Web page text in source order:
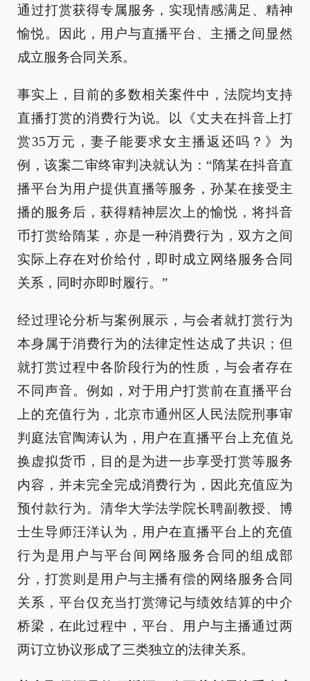
通过打赏获得专属服务，实现情感满足、精神
愉悦。因此，用户与直播平台、主播之间显然
成立服务合同关系。
事实上，目前的多数相关案件中，法院均支持
直播打赏的消费行为说。以《丈夫在抖音上打
赏35万元，妻子能要求女主播返还吗？》为
例，该案二审终审判决就认为：“隋某在抖音直
播平台为用户提供直播等服务，孙某在接受主
播的服务后，获得精神层次上的愉悦，将抖音
币打赏给隋某，亦是一种消费行为，双方之间
实际上存在对价给付，即时成立网络服务合同
关系，同时亦即时履行。”
经过理论分析与案例展示，与会者就打赏行为
本身属于消费行为的法律定性达成了共识；但
就打赏过程中各阶段行为的性质，与会者存在
不同声音。例如，对于用户打赏前在直播平台
上的充值行为，北京市通州区人民法院刑事审
判庭法官陶涛认为，用户在直播平台上充值兑
换虚拟货币，目的是为进一步享受打赏等服务
内容，并未完全完成消费行为，因此充值应为
预付款行为。清华大学法学院长聘副教授、博
士生导师汪洋认为，用户在直播平台上的充值
行为是用户与平台间网络服务合同的组成部
分，打赏则是用户与主播有偿的网络服务合同
关系，平台仅充当打赏簿记与绩效结算的中介
桥梁，在此过程中，平台、用户与主播通过两
两订立协议形成了三类独立的法律关系。